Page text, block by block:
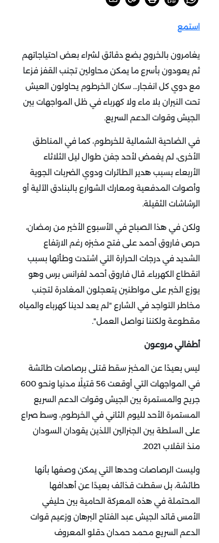
استمع
يغامرون بالخروج بضع دقائق لشراء بعض احتياجاتهم
ثم يعودون بأسرع ما يمكن محاولين تجنب القفز فزعا
مع دوي كل انفجار... سكان الخرطوم يحاولون العيش
تحت النيران بلا ماء ولا كهرباء في ظل المواجهات بين
الجيش وقوات الدعم السريع.
في الضاحية الشمالية للخرطوم، كما في المناطق
الأخرى، لم يغمض لأحد جفن طوال ليل الثلاثاء
الأربعاء بسبب هدير الطائرات ودوي الضربات الجوية
وأصوات المدفعية ومعارك الشوارع بالبنادق الآلية أو
الرشاشات الثقيلة.
ولكن في هذا الصباح في الأسبوع الأخير من رمضان،
حرص فاروق أحمد على فتح مخبزه رغم الارتفاع
الشديد في درجات الحرارة التي اشتدت وطأتها بسبب
انقطاع الكهرباء. قال فاروق أحمد لفرانس برس وهو
يوزع الخبر على مواطنين يتعجلون المغادرة لتجنب
مخاطر التواجد في الشارع "لم يعد لدينا كهرباء والمياه
مقطوعة ولكننا نواصل العمل".
أطفالي مروعون
ليس بعيدًا عن المخبز سقط قتلى برصاصات طائشة
في المواجهات التي أوقعت 56 قتيلًا مدنيا ونحو 600
جريح والمستمرة بين الجيش وقوات الدعم السريع
المستمرة الأحد لليوم الثاني في الخرطوم، وسط صراع
على السلطة بين الجنرالين اللذين يقودان السودان
منذ انقلاب 2021.
وليست الرصاصات وحدها التي يمكن وصفها بأنها
طائشة، بل سقطت قذائف بعيدًا عن أهدافها
المحتملة في هذه المعركة الحامية بين حليفي
الأمس قائد الجيش عبد الفتاح البرهان وزعيم قوات
الدعم السريع محمد حمدان دقلو المعروف